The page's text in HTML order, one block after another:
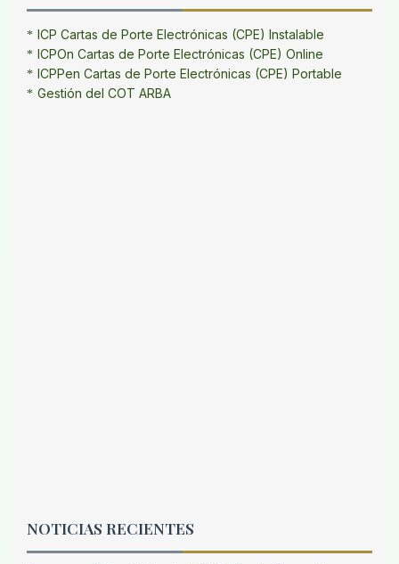
ICP Cartas de Porte Electrónicas (CPE) Instalable
ICPOn Cartas de Porte Electrónicas (CPE) Online
ICPPen Cartas de Porte Electrónicas (CPE) Portable
Gestión del COT ARBA
NOTICIAS RECIENTES